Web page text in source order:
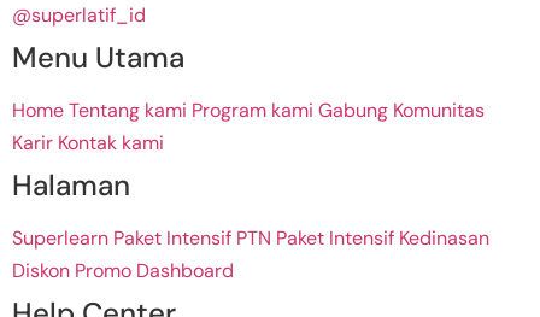
@superlatif_id
Menu Utama
HomeTentang kami Program kami Gabung Komunitas
Karir Kontak kami
Halaman
Superlearn Paket Intensif PTN Paket Intensif Kedinasan
Diskon Promo Dashboard